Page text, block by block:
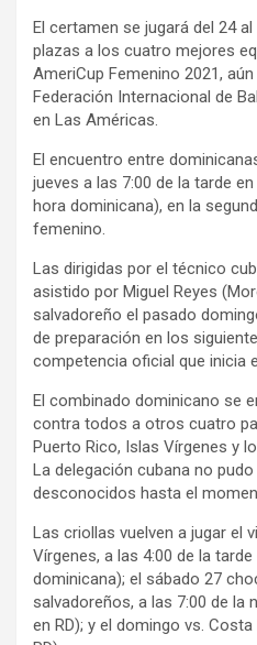
El certamen se jugará del 24
plazas a los cuatro mejores
AmeriCup Femenino 2021,
Federación Internacional de
en Las Américas.
El encuentro entre
jueves a las 7:00 de la tarde
hora dominicana), en la
femenino.
Las dirigidas por el técnico
asistido por Miguel Reyes
salvadoreño el pasado
de preparación en los
competencia oficial que inicia
El combinado dominicano se
contra todos a otros cuatro
Puerto Rico, Islas Vírgenes y
La delegación cubana no
desconocidos hasta el
Las criollas vuelven a jugar el
Vírgenes, a las 4:00 de la
dominicana); el sábado 27
salvadoreños, a las 7:00 de la
en RD); y el domingo vs.